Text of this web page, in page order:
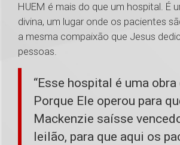
HUEM é mais do que um hospital. É
divina, um lugar onde os pacientes
a mesma compaixão que Jesus
pessoas.
“Esse hospital é uma obra
Porque Ele operou para
Mackenzie saísse
leilão, para que aqui os